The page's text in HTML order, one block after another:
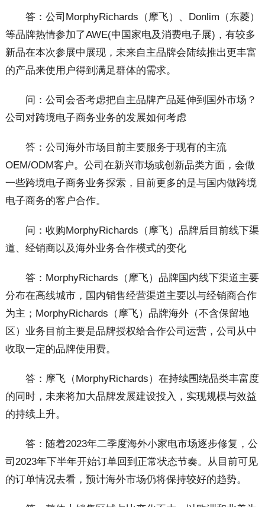
答：公司MorphyRichards（摩飞）、Donlim（东菱）
等品牌热情参加了AWE(中国家电及消费电子展)，有较多
新品在本次参展中展现，未来自主品牌会陆续推出更丰富
的产品来使用户得到满足群体的需求。
问：公司会否考虑把自主品牌产品延伸到国外市场？
公司对跨境电子商务业务的发展如何考虑
答：公司海外市场目前主要服务于现有的主流
OEM/ODM客户。公司在新兴市场或创新品类方面，会做
一些跨境电子商务业务探索，目前更多的是与国内做跨境
电子商务的客户合作。
问：收购MorphyRichards（摩飞）品牌后目前线下渠
道、经销商以及海外业务合作模式的变化
答：MorphyRichards（摩飞）品牌国内线下渠道主要
分布在高线城市，国内销售经营渠道主要以与经销商合作
为主；MorphyRichards（摩飞）品牌海外（不含保留地
区）业务目前主要是品牌授权给合作公司运营，公司从中
收取一定的品牌使用费。
答：摩飞（MorphyRichards）在持续围绕品类丰富度
的同时，未来将加大品牌发展建设投入，实现规模与效益
的持续上升。
答：随着2023年二季度海外小家电市场逐步修复，公
司2023年下半年开始订单回到正常状态节奏。从目前可见
的订单情况去看，预计海外市场仍将保持较好的趋势。